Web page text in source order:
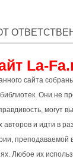
La-
сайта
Они не
могут
и идти в
преподаваемой
Любое их